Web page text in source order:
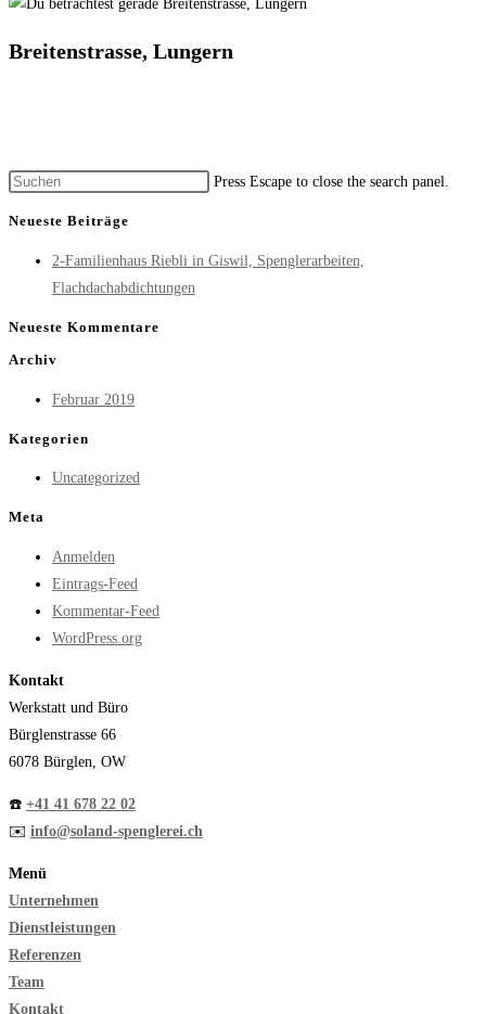
Breitenstrasse, Lungern
Press Escape to close the search panel.
Neueste Beiträge
2-Familienhaus Riebli in Giswil, Spenglerarbeiten,
Flachdachabdichtungen
Neueste Kommentare
Archiv
Februar 2019
Kategorien
Uncategorized
Meta
Anmelden
Eintrags-Feed
Kommentar-Feed
WordPress.org
Kontakt
Werkstatt und Büro
Bürglenstrasse 66
6078 Bürglen, OW
☎️ +41 41 678 22 02
✉️ info@soland-spenglerei.ch
Menü
Unternehmen
Dienstleistungen
Referenzen
Team
Kontakt